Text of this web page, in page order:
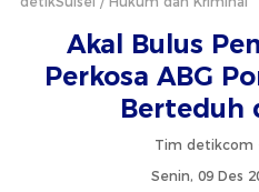
Akal Bulus
Perkosa ABG
Berteduh
Tim detikcom
Senin, 09 Des